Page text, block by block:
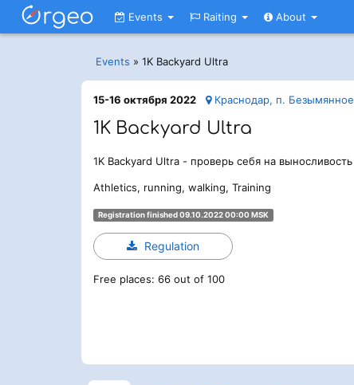
Events Raiting About
Events » 1K Backyard Ultra
15-16 октября 2022 Краснодар, п.
1K Backyard Ultra
1K Backyard Ultra - проверь себя на выносливость
Athletics, running, walking, Training
Registration finished 09.10.2022 00:00 MSK
Regulation
Free places: 66 out of 100